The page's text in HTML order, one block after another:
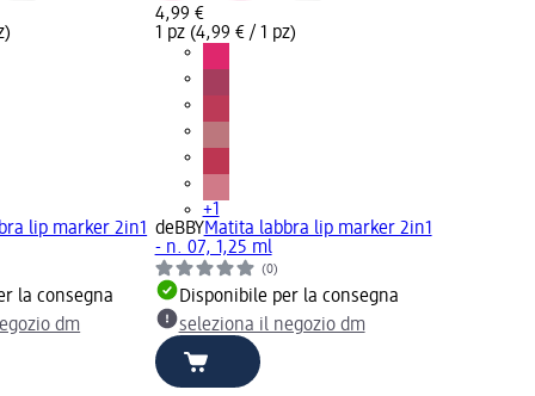
lip marker 2in1
la consegna
dm
4,99 €
1 pz (4,99 € / 1 pz)
+1
deBBYMatita labbra lip marker 2in1
- n. 07, 1,25 ml
(0)
Disponibile per la consegna
seleziona il negozio dm